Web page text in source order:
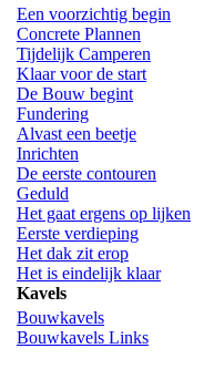
Een voorzichtig begin
Concrete Plannen
Tijdelijk Camperen
Klaar voor de start
De Bouw begint
Fundering
Alvast een beetje
Inrichten
De eerste contouren
Geduld
Het gaat ergens op lijken
Eerste verdieping
Het dak zit erop
Het is eindelijk klaar
Kavels
Bouwkavels
Bouwkavels Links